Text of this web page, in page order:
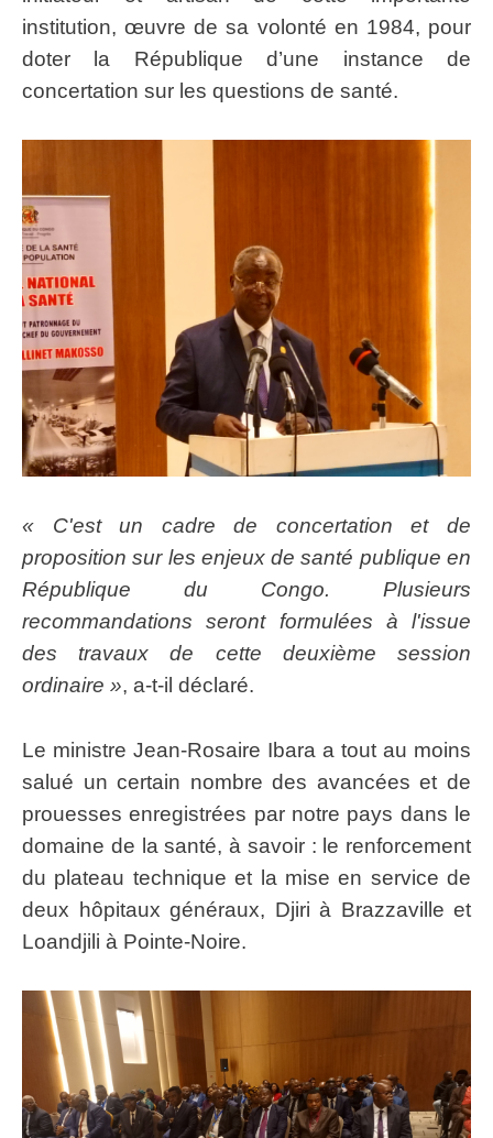
institution, œuvre de sa volonté en 1984, pour
doter la République d’une instance de
concertation sur les questions de santé.
« C'est un cadre de concertation et de
proposition sur les enjeux de santé publique en
République du Congo. Plusieurs
recommandations seront formulées à l'issue
des travaux de cette deuxième session
ordinaire », a-t-il déclaré.
Le ministre Jean-Rosaire Ibara a tout au moins
salué un certain nombre des avancées et de
prouesses enregistrées par notre pays dans le
domaine de la santé, à savoir : le renforcement
du plateau technique et la mise en service de
deux hôpitaux généraux, Djiri à Brazzaville et
Loandjili à Pointe-Noire.